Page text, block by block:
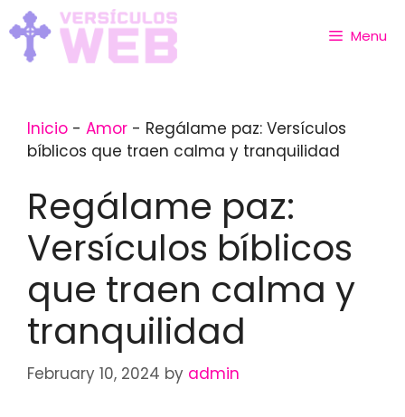
Skip
to
content
Menu
Inicio - Amor - Regálame paz: Versículos
bíblicos que traen calma y tranquilidad
Regálame paz:
Versículos bíblicos
que traen calma y
tranquilidad
February 10, 2024 by admin